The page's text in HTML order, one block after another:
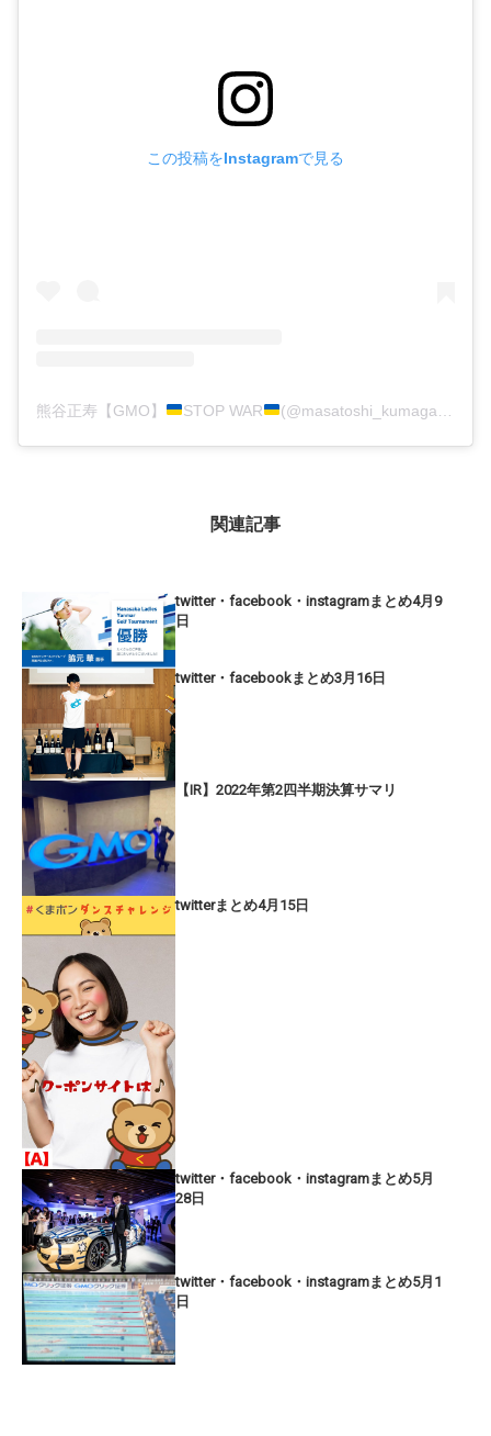
この投稿をInstagramで見る
熊谷正寿【GMO】 STOP WAR (@masatoshi_kumagai)がシェアした投稿
関連記事
twitter・facebook・instagramまとめ4月9
日
twitter・facebookまとめ3月16日
【IR】2022年第2四半期決算サマリ
twitterまとめ4月15日
twitter・facebook・instagramまとめ5月
28日
twitter・facebook・instagramまとめ5月1
日